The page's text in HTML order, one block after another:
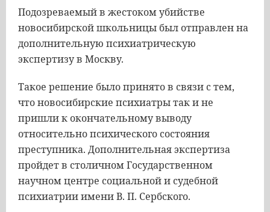
Подозреваемый в жестоком убийстве
новосибирской школьницы был отправлен на
дополнительную психиатрическую
экспертизу в Москву.
Такое решение было принято в связи с тем,
что новосибирские психиатры так и не
пришли к окончательному выводу
относительно психического состояния
преступника. Дополнительная экспертиза
пройдет в столичном Государственном
научном центре социальной и судебной
психиатрии имени В. П. Сербского.